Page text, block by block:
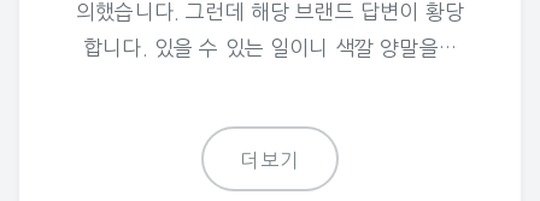
의했습니다. 그런데 해당 브랜드 답변이 황당
합니다. 있을 수 있는 일이니 색깔 양말을…
더보기